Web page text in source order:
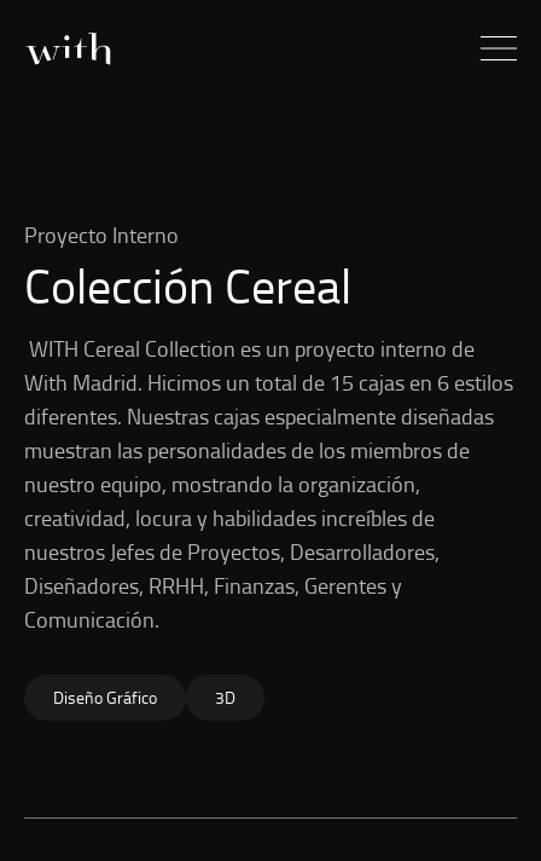
Proyecto Interno
Colección Cereal
WITH Cereal Collection es un proyecto interno de
With Madrid. Hicimos un total de 15 cajas en 6 estilos
diferentes. Nuestras cajas especialmente diseñadas
muestran las personalidades de los miembros de
nuestro equipo, mostrando la organización,
creatividad, locura y habilidades increíbles de
nuestros Jefes de Proyectos, Desarrolladores,
Diseñadores, RRHH, Finanzas, Gerentes y
Comunicación.
Diseño Gráfico 3D